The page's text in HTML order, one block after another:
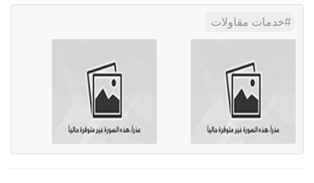
خدمات مقاولات